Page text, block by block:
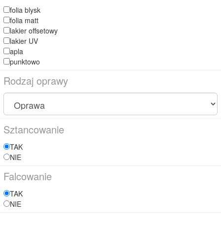
folia blysk
folia matt
lakier offsetowy
lakier UV
apla
punktowo
Rodzaj oprawy
Sztancowanie
TAK
NIE
Falcowanie
TAK
NIE